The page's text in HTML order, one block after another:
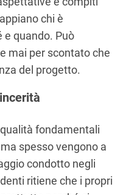
chi è
e quando. Può
mai per scontato che
del progetto.
qualità fondamentali
spesso vengono a
condotto negli
ritiene che i propri